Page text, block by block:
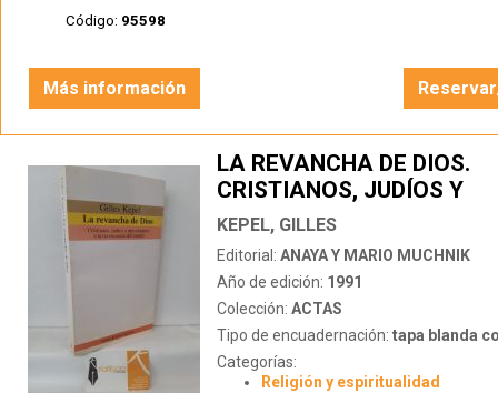
Código: 95598
Más información
LA REVANCHA DE DIOS.
CRISTIANOS, JUDÍOS Y
MUSULMANES A LA
DEL MUNDO
KEPEL, GILLES
Editorial: ANAYA Y MARIO MUCHNIK
Año de edición: 1991
Colección: ACTAS
Tipo de encuadernación: tapa blanda
Categorías:
Religión y espiritualidad